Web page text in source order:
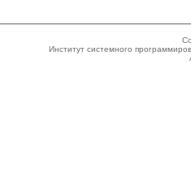
Институт системного